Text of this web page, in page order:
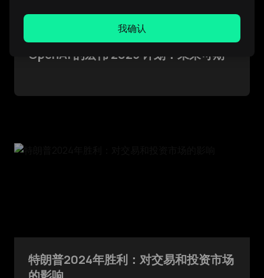
OpenAI 的宏伟 2025 计划：未来可期
特朗普2024年胜利：对交易和投资市场
我确认